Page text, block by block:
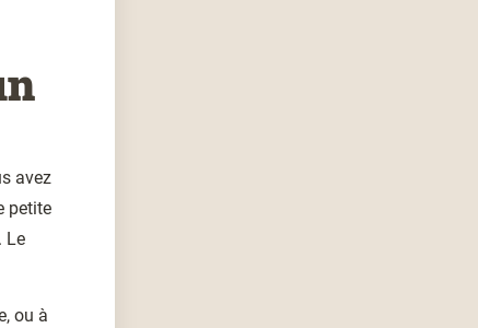
avez
petite
Le
ou à